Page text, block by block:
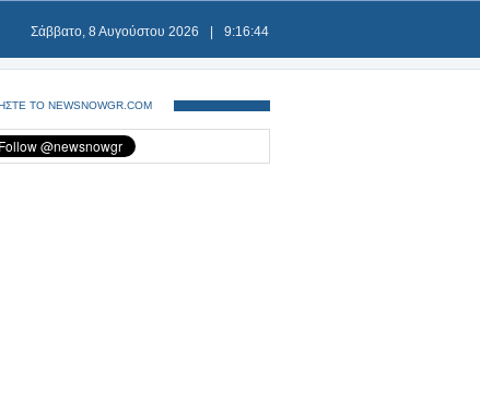
Σάββατο, 8 Αυγούστου 2026 9:16:44
ΤΟ NEWSNOWGR.COM